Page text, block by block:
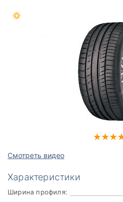
Смотреть видео
Характеристики
Ширина профиля: